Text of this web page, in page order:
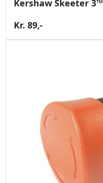
Kershaw Skeeter 3™
Kr. 89,-